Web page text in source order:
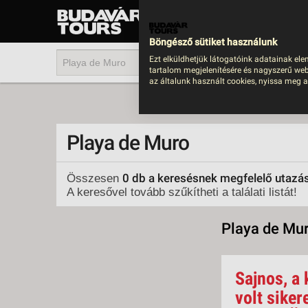
UTAZÁS
Playa de Muro
Összesen 0 db a keresésnek megfelelő
A keresővel tovább szűkítheti a találati listát!
Playa de
Sajnos, a
volt
Böngésző sütiket használunk
Ezt elküldhetjük látogatóink adatainak
tartalom megjelenítésére és nagyszerű
az általunk használt cookies, nyissa meg